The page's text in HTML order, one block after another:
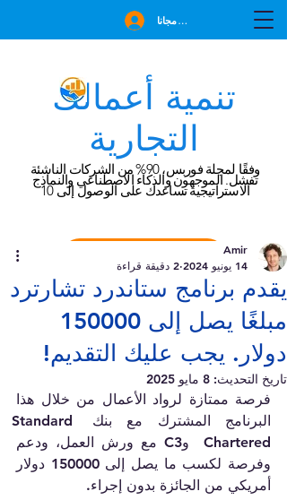
تنمية أعمالك
التجارية
وفقًا لمجلة فوربس، 90% من الشركات الناشئة
تفشل. الموجهون والذكاء الاصطناعي والنماذج
الاستراتيجية تساعدك على الوصول إلى 10
احجز استشارة مجانية
انضم مجانا
يقدم برنامج ستاندرد تشارترد
مبلغًا يصل إلى 150000
دولار. يجب عليك التقديم!
Amir
14 يونيو 2024
2 دقيقة قراءة
تاريخ التحديث: 8 مايو 2025
البرنامج المشترك مع بنك Standard
أمريكي من الجائزة بدون إجراء.